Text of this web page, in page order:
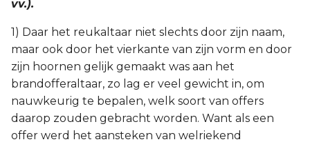
vv.).
1) Daar het reukaltaar niet slechts door zijn naam,
maar ook door het vierkante van zijn vorm en door
zijn hoornen gelijk gemaakt was aan het
brandofferaltaar, zo lag er veel gewicht in, om
nauwkeurig te bepalen, welk soort van offers
daarop zouden gebracht worden. Want als een
offer werd het aansteken van welriekend